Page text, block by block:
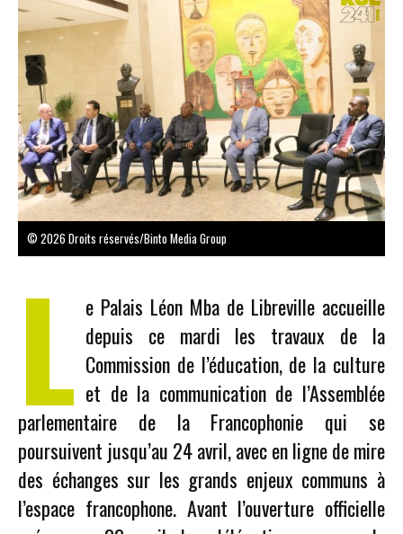
© 2026 Droits réservés/Binto Media Group
L e Palais Léon Mba de Libreville accueille
depuis ce mardi les travaux de la
Commission de l’éducation, de la culture
et de la communication de l’Assemblée
parlementaire de la Francophonie qui se
poursuivent jusqu’au 24 avril, avec en ligne de mire
des échanges sur les grands enjeux communs à
l’espace francophone. Avant l’ouverture officielle